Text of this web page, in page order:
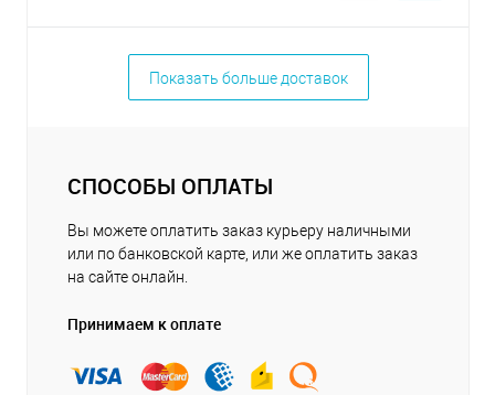
Показать больше доставок
СПОСОБЫ ОПЛАТЫ
Вы можете оплатить заказ курьеру наличными
или по банковской карте, или же оплатить заказ
на сайте онлайн.
Принимаем к оплате